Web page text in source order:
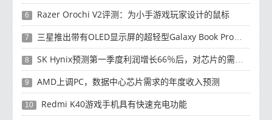
6 Razer Orochi V2评测：为小手游戏玩家设计的鼠标
7 三星推出带有OLED显示屏的超轻型Galaxy Book Pro和Galaxy Book Pro 360笔记本电脑
8 SK Hynix预测第一季度利润增长66％后，对芯片的需求将增强
9 AMD上调PC，数据中心芯片需求的年度收入预测
10 Redmi K40游戏手机具有快速充电功能